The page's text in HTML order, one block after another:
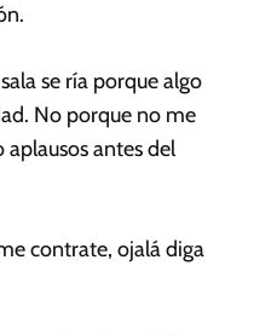
se ría porque algo
No porque no me
antes del
contrate, ojalá diga